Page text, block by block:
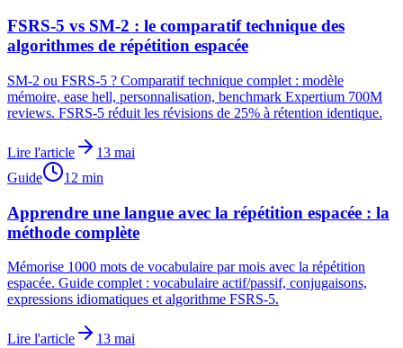
FSRS-5 vs SM-2 : le comparatif technique des
algorithmes de répétition espacée
SM-2 ou FSRS-5 ? Comparatif technique complet : modèle
mémoire, ease hell, personnalisation, benchmark Expertium 700M
reviews. FSRS-5 réduit les révisions de 25% à rétention identique.
Lire l'article
13 mai
Guide
12 min
Apprendre une langue avec la répétition espacée : la
méthode complète
Mémorise 1000 mots de vocabulaire par mois avec la répétition
espacée. Guide complet : vocabulaire actif/passif, conjugaisons,
expressions idiomatiques et algorithme FSRS-5.
Lire l'article
13 mai